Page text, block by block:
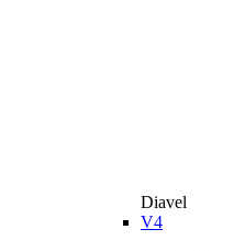
Diavel
V4